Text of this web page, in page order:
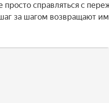
просто справляться с
за шагом возвращают